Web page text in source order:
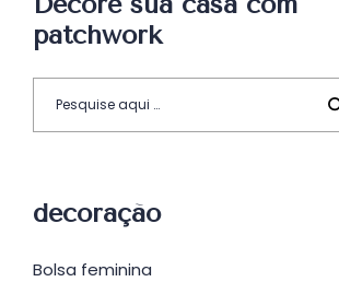
patchwork
decoração
Bolsa feminina